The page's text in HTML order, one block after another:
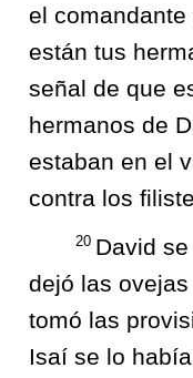
el
están tus
señal de que
hermanos de
estaban en el
contra los
20 David
dejó las
tomó las
Isaí se lo